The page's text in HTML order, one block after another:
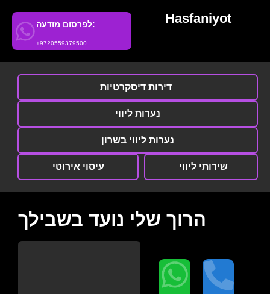
לפרסום מודעה:
+9720559379500
Hasfaniyot
דירות דיסקרטיות
נערות ליווי
נערות ליווי בשרון
עיסוי אירוטי שירותי ליווי
הרוך שלי נועד בשבילך